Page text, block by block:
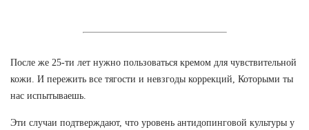
После же 25-ти лет нужно пользоваться кремом для чувствительной
кожи. И пережить все тягости и невзгоды коррекций, Которыми ты
нас испытываешь.
Эти случаи подтверждают, что уровень антидопинговой культуры у